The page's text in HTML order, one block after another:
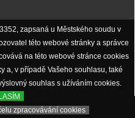
zapsaná u Městského soudu v
této webové stránky a správce
na této webové stránce cookies
a, v případě Vašeho souhlasu, také
souhlas s užíváním cookies.
zpracovávání cookies